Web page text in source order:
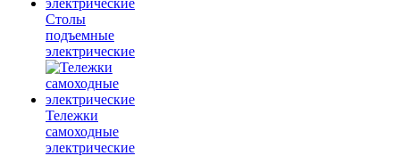
Столы
подъемные
электрические
Тележки
самоходные
электрические